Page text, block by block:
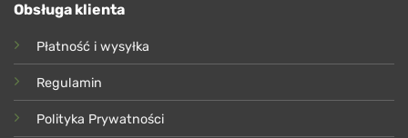
Obsługa klienta
Płatność i wysyłka
Regulamin
Polityka Prywatności